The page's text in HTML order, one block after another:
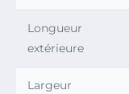
Longueur
extérieure
Largeur